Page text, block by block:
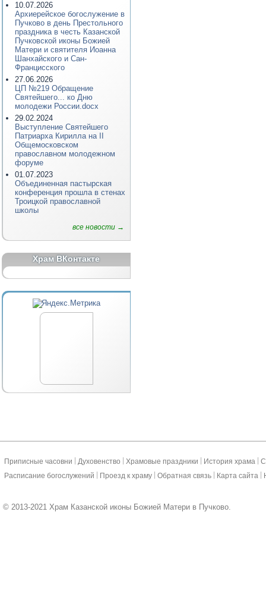
10.07.2026
Архиерейское богослужение в
Пучково в день Престольного
праздника в честь Казанской
Пучковской иконы Божией
Матери и святителя Иоанна
Шанхайского и Сан-
Францисского
27.06.2026
ЦП №219 Обращение
Святейшего... ко Дню
молодежи России.docx
29.02.2024
Выступление Святейшего
Патриарха Кирилла на II
Общемосковском
православном молодежном
форуме
01.07.2023
Объединенная пастырская
конференция прошла в стенах
Троицкой православной
школы
все новости →
Храм ВКонтакте
Приписные часовни Духовенство Храмовые праздники История храма
Расписание богослужений
Проезд к храму Обратная связь Карта сайта
© 2013-2021 Храм Казанской иконы Божией Матери в Пучково.